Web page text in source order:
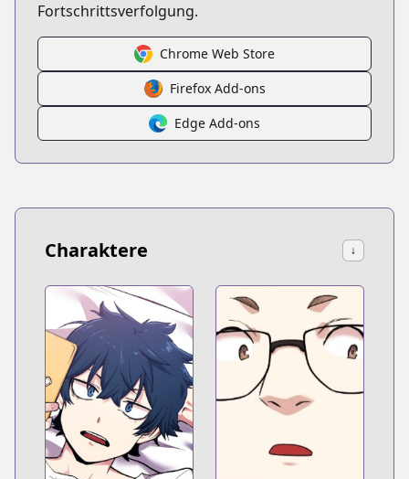
Fortschrittsverfolgung.
Chrome Web Store
Firefox Add-ons
Edge Add-ons
Charaktere ↓